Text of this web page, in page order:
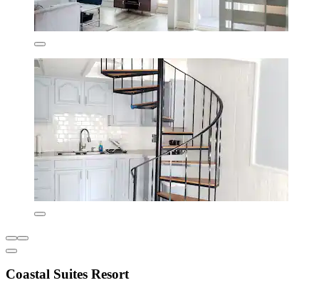
Coastal Suites Resort